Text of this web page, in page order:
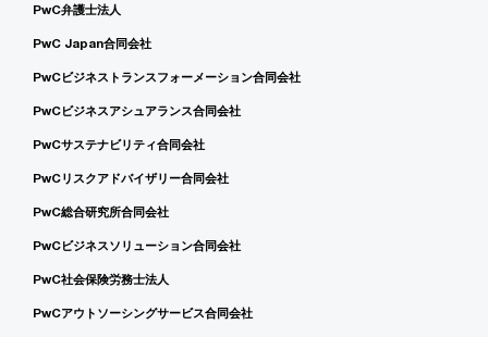
PwC弁護士法人
PwC Japan合同会社
PwCビジネストランスフォーメーション合同会社
PwCビジネスアシュアランス合同会社
PwCサステナビリティ合同会社
PwCリスクアドバイザリー合同会社
PwC総合研究所合同会社
PwCビジネスソリューション合同会社
PwC社会保険労務士法人
PwCアウトソーシングサービス合同会社